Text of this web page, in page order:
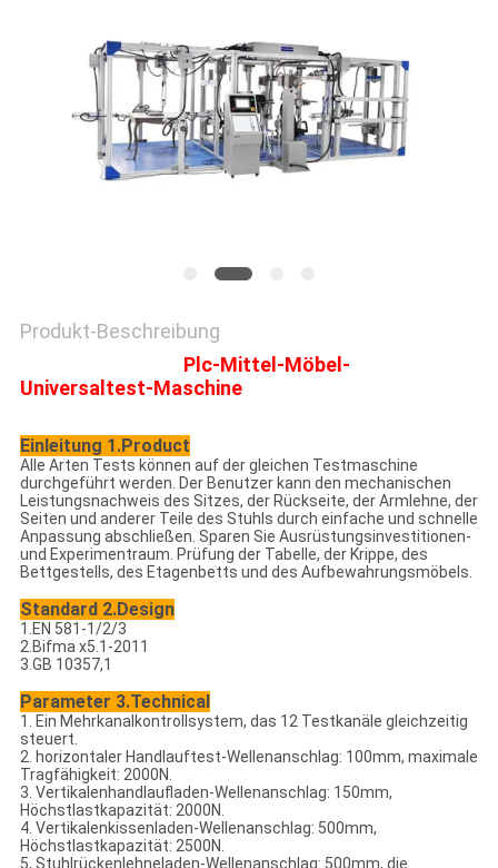
Produkt-Beschreibung
Plc-Mittel-Möbel-
Universaltest-Maschine
Einleitung 1.Product
Alle Arten Tests können auf der gleichen Testmaschine
durchgeführt werden. Der Benutzer kann den mechanischen
Leistungsnachweis des Sitzes, der Rückseite, der Armlehne, der
Seiten und anderer Teile des Stuhls durch einfache und schnelle
Anpassung abschließen. Sparen Sie Ausrüstungsinvestitionen-
und Experimentraum. Prüfung der Tabelle, der Krippe, des
Bettgestells, des Etagenbetts und des Aufbewahrungsmöbels.
Standard 2.Design
1.EN 581-1/2/3
2.Bifma x5.1-2011
3.GB 10357,1
Parameter 3.Technical
1. Ein Mehrkanalkontrollsystem, das 12 Testkanäle gleichzeitig
steuert.
2. horizontaler Handlauftest-Wellenanschlag: 100mm, maximale
Tragfähigkeit: 2000N.
3. Vertikalenhandlaufladen-Wellenanschlag: 150mm,
Höchstlastkapazität: 2000N.
4. Vertikalenkissenladen-Wellenanschlag: 500mm,
Höchstlastkapazität: 2500N.
5, Stuhlrückenlehneladen-Wellenanschlag: 500mm, die